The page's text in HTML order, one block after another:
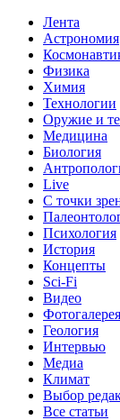
Лента
Астрономия
Физика
Химия
Технологии
Оружие и
Медицина
Биология
Live
С точки
Психология
История
Концепты
Sci-Fi
Видео
Фотогалерея
Геология
Интервью
Медиа
Климат
Выбор
Все статьи